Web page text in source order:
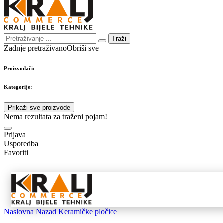
Traži
Zadnje pretraživanoObriši sve
Proizvođači:
Kategorije:
Prikaži sve proizvode
Nema rezultata za traženi pojam!
Prijava
Usporedba
Favoriti
Naslovna Nazad Keramičke pločice